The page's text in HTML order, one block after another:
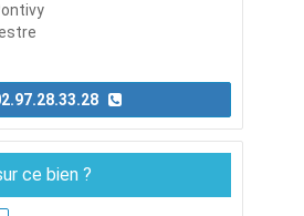
ce bien ?